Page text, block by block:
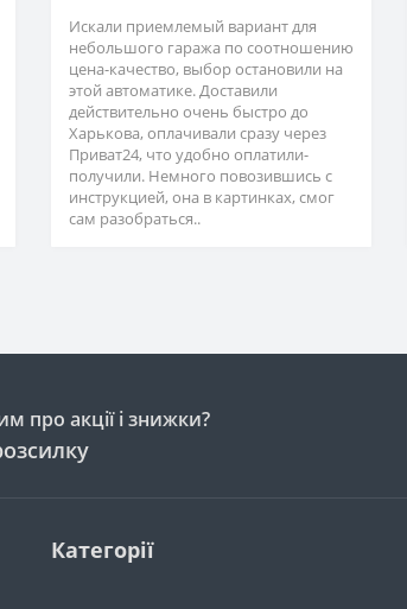
Искали приемлемый вариант для
небольшого гаража по соотношению
цена-качество, выбор остановили на
этой автоматике. Доставили
действительно очень быстро до
Харькова, оплачивали сразу через
Приват24, что удобно оплатили-
получили. Немного повозившись с
инструкцией, она в картинках, смог
сам разобраться..
про акції і знижки?
Категорії